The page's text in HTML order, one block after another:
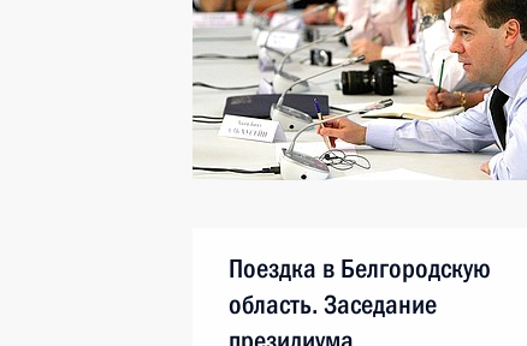
Поездка в Белгородскую
область. Заседание